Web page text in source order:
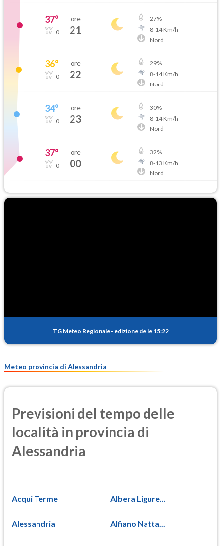
37°
0
ore
21
27%
8-14Km/h
Nord
36°
0
ore
22
29%
8-14Km/h
Nord
34°
0
ore
23
30%
8-14Km/h
Nord
37°
0
ore
00
32%
8-13 Km/h
Nord
TG Meteo Regionale - edizione delle 15:22
Meteo provincia di Alessandria
Previsioni del tempo delle
località in provincia di
Alessandria
Acqui Terme Albera Ligure...
Alessandria Alfiano Natta...